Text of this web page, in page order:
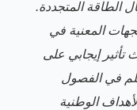
الطاقة المتجددة.
المعنية في
إيجابي على
في الفصول
الوطنية